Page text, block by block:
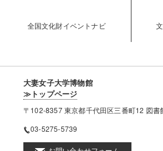
全国文化財イベントナビ
大妻女子大学博物館
≫トップページ
〒102-8357 東京都千代田区三番町12 図書
03-5275-5739